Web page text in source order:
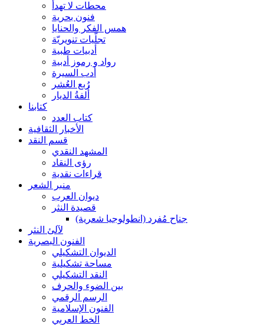
محطات لا تهدأ
فنون بحرية
همس الفكر والحنايا
تجلّيات تنويريّة
أدبيات طبية
رواد و رموز أدبية
أدب السيرة
رُبع العُشر
أُلفةُ الديار
كتابنا
كتاب العدد
الأخبار الثقافية
قسم النقد
المشهد النقدي
رؤى النقاد
قراءات نقدية
منبر الشعر
ديوان العرب
قصيدة النثر
جناح مُفرد (انطولوجيا شعرية)
لآلئ النثر
الفنون البصرية
الديوان التشكيلي
مساحة تشكيلية
النقد التشكيلي
بين الضوء والحرف
الرسم الرقمي
الفنون الإسلامية
الخط العربي